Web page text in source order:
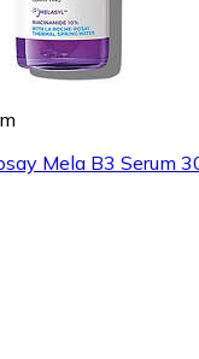
Mela B3 Serum